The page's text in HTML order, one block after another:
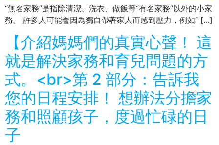
“無名家務”是指除清潔、洗衣、做飯等“有名家務”以外的小家
務。 許多人可能會因為獨自帶著家人而感到壓力，例如“ […]
【介紹媽媽們的真實心聲！ 這
就是解決家務和育兒問題的方
式。<br>第 2 部分：告訴我
您的日程安排！ 想辦法分擔家
務和照顧孩子，度過忙碌的日
子